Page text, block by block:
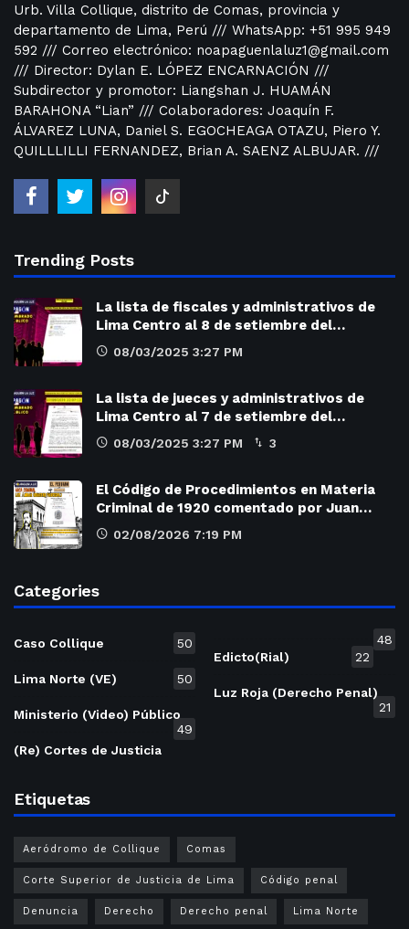
Urb. Villa Collique, distrito de Comas, provincia y
departamento de Lima, Perú /// WhatsApp: +51 995 949
592 /// Correo electrónico: noapaguenlaluz1@gmail.com
/// Director: Dylan E. LÓPEZ ENCARNACIÓN ///
Subdirector y promotor: Liangshan J. HUAMÁN
BARAHONA “Lian” /// Colaboradores: Joaquín F.
ÁLVAREZ LUNA, Daniel S. EGOCHEAGA OTAZU, Piero Y.
QUILLLILLI FERNANDEZ, Brian A. SAENZ ALBUJAR. ///
Trending Posts
La lista de fiscales y administrativos de
Lima Centro al 8 de setiembre del…
08/03/2025 3:27 PM
La lista de jueces y administrativos de
Lima Centro al 7 de setiembre del…
08/03/2025 3:27 PM 3
El Código de Procedimientos en Materia
Criminal de 1920 comentado por Juan…
02/08/2026 7:19 PM
Categories
Caso Collique 50
Lima Norte (VE) 50
Ministerio (Video) Público
49
(Re) Cortes de Justicia
48
Edicto(Rial)
22
Luz Roja (Derecho Penal)
21
Etiquetas
Aeródromo de Collique Comas
Corte Superior de Justicia de Lima Código penal
Denuncia Derecho Derecho penal Lima Norte